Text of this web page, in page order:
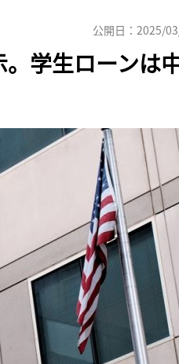
公開日：2025/
。学生ローンは